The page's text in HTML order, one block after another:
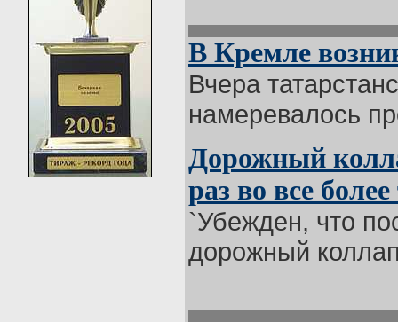
В Кремле
Вчера
намеревалось
Дорожный
раз во все
`Убежден, что
дорожный